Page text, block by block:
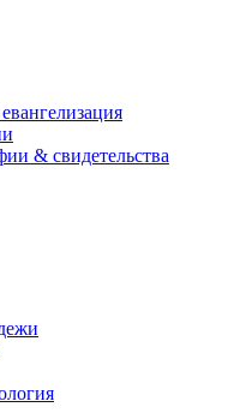
& свидетельства